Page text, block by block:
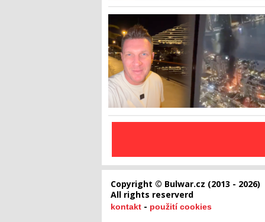
Copyright © Bulwar.cz (2013 - 2026)
All rights reserverd
kontakt - použití cookies